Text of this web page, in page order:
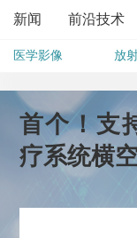
新闻 前沿技术
医学影像 放
首个！支
疗系统横